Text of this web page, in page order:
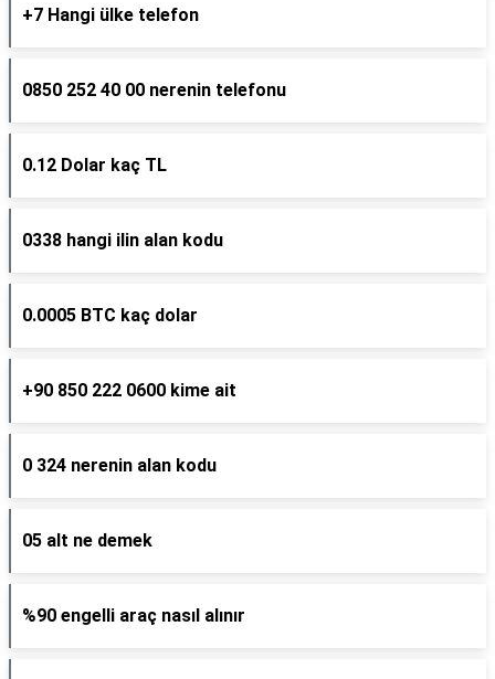
+7 Hangi ülke telefon
0850 252 40 00 nerenin telefonu
0.12 Dolar kaç TL
0338 hangi ilin alan kodu
0.0005 BTC kaç dolar
+90 850 222 0600 kime ait
0 324 nerenin alan kodu
05 alt ne demek
%90 engelli araç nasıl alınır